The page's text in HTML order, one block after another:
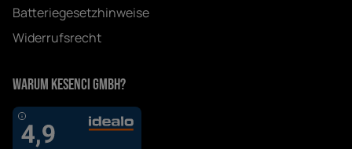
Batteriegesetzhinweise
Widerrufsrecht
Warum Kesenci GmbH?